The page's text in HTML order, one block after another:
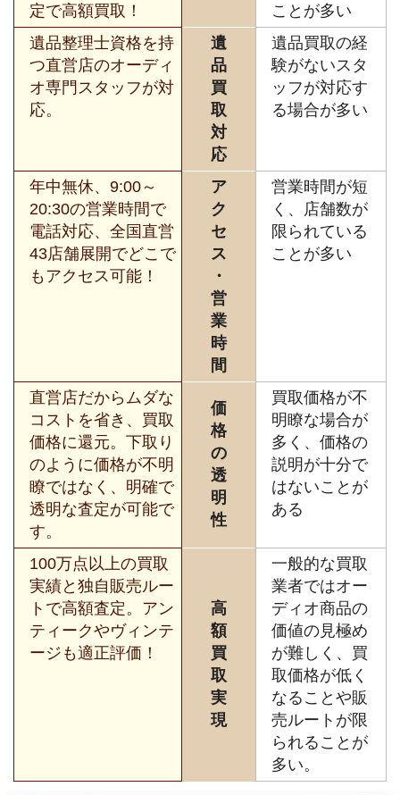
定で高額買取！
ことが多い
遺品整理士資格を持
つ直営店のオーディ
オ専門スタッフが対
応。
遺
品
買
取
対
応
遺品買取の経
験がないスタ
ッフが対応す
る場合が多い
年中無休、9:00～
20:30の営業時間で
電話対応、全国直営
43店舗展開でどこで
もアクセス可能！
ア
ク
セ
ス
・
営
業
時
間
営業時間が短
く、店舗数が
限られている
ことが多い
直営店だからムダな
コストを省き、買取
価格に還元。下取り
のように価格が不明
瞭ではなく、明確で
透明な査定が可能で
す。
価
格
の
透
明
性
買取価格が不
明瞭な場合が
多く、価格の
説明が十分で
はないことが
ある
100万点以上の買取
実績と独自販売ルー
トで高額査定。アン
ティークやヴィンテ
ージも適正評価！
高
額
買
取
実
現
一般的な買取
業者ではオー
ディオ商品の
価値の見極め
が難しく、買
取価格が低く
なることや販
売ルートが限
られることが
多い。